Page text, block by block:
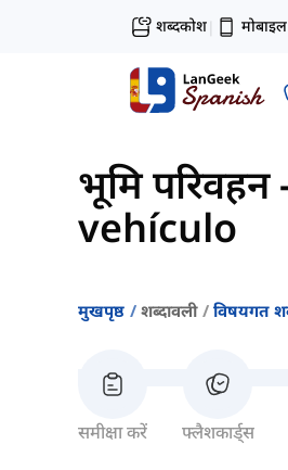
शब्दकोश|
भूमि परिवहन
vehículo
मुखपृष्ठ शब्दावली विषयगत
समीक्षा करें फ्लैशकार्ड्स